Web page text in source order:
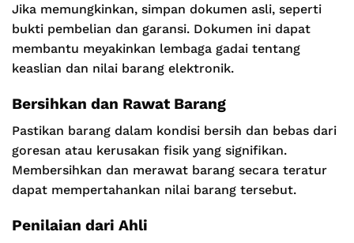
Jika memungkinkan, simpan dokumen asli, seperti
bukti pembelian dan garansi. Dokumen ini dapat
membantu meyakinkan lembaga gadai tentang
keaslian dan nilai barang elektronik.
Bersihkan dan Rawat Barang
Pastikan barang dalam kondisi bersih dan bebas dari
goresan atau kerusakan fisik yang signifikan.
Membersihkan dan merawat barang secara teratur
dapat mempertahankan nilai barang tersebut.
Penilaian dari Ahli